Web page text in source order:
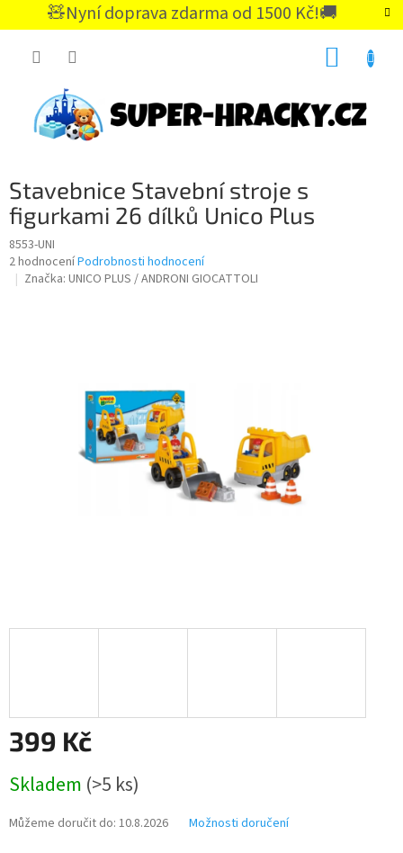
🧸Nyní doprava zdarma od 1500 Kč!🚚
CZK
Stavebnice Stavební stroje s
figurkami 26 dílků Unico Plus
8553-UNI
Průměrné
hodnocení
2 hodnoceníPodrobnosti hodnocení
Značka: UNICO PLUS / ANDRONI GIOCATTOLI
399 Kč
cena:
Skladem (>5 ks)
Můžeme doručit do: 10.8.2026 Možnosti doručení